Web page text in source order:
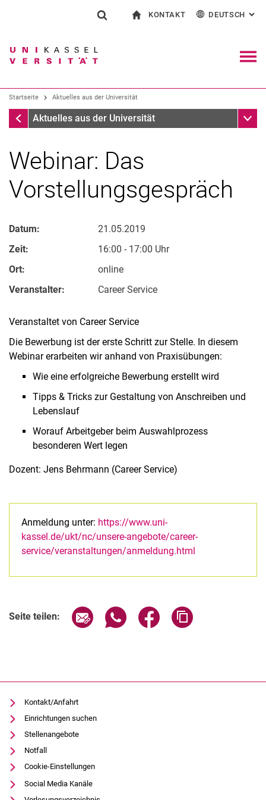
Springe direkt zu: Inhalt
Springe direkt zu: Suche
Springe direkt zu:
Suchen (öffnet externen Link in einem
KONTAKT
Kontakt für Presse und Öffentlichkeit
Einrichtungen suchen
DEUTSCH :
Startseite Aktuelles aus der Universität
Startseite
Aktuelles aus der Universität
Webinar: Das
Vorstellungsgespräch
Datum:
21.05.2019
Zeit:
16:00 - 17:00 Uhr
Ort:
online
Veranstalter:
Career Service
Veranstaltet von Career Service
Die Bewerbung ist der erste Schritt zur Stelle. In diesem
Webinar erarbeiten wir anhand von Praxisübungen:
Wie eine erfolgreiche Bewerbung erstellt wird
Tipps & Tricks zur Gestaltung von Anschreiben und
Lebenslauf
Worauf Arbeitgeber beim Auswahlprozess
besonderen Wert legen
Dozent: Jens Behrmann (Career Service)
Anmeldung unter: https://www.uni-
kassel.de/ukt/nc/unsere-angebote/career-
service/veranstaltungen/anmeldung.html
Seite teilen: Seite über E-Mail teilen
Seite über WhatsApp teilen
Seite über Facebook
Kontakt/Anfahrt
Einrichtungen suchen
Stellenangebote
Notfall
Cookie-Einstellungen
Social Media Kanäle